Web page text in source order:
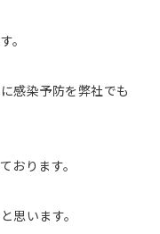
。
感染予防を弊社でも
おります。
思います。